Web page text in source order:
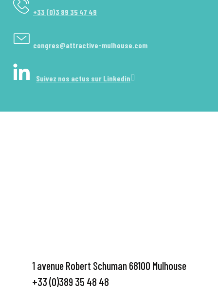
+33 (0)3 89 35 47 49
congres@attractive-mulhouse.com
Suivez nos actus sur Linkedin
1 avenue Robert Schuman 68100 Mulhouse
+33 (0)389 35 48 48